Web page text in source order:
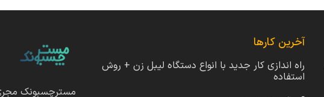
آخرین کارها
راه اندازی کار جدید با انواع دستگاه لیبل زن + روش
استفاده
مسترچسبونک